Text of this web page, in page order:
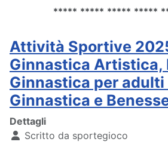
***** ***** ***** *****
Attività Sportive
Ginnastica Artistica,
Ginnastica per
Ginnastica e
Dettagli
Scritto da sportegioco